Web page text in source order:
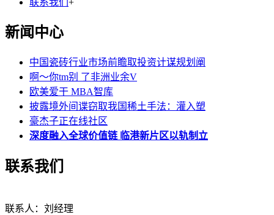
新闻中心
中国瓷砖行业市场前瞻取投资计谋规划阐
啊～你tm别 了非洲业余V
欧美爱干 MBA智库
披露境外间谍窃取我国稀土手法：灌入塑
豪杰子正在线社区
深度融入全球价值链 临港新片区以轨制立
联系我们
联系人：刘经理